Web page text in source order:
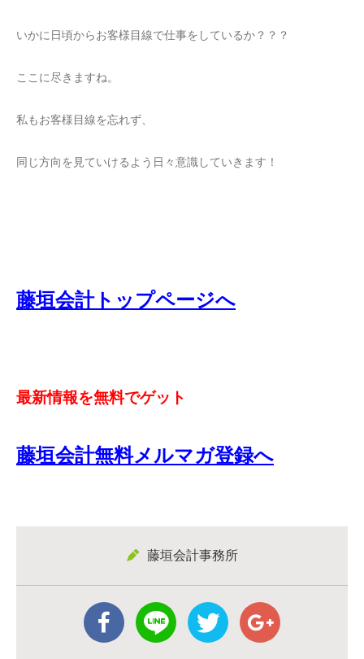
いかに日頃からお客様目線で仕事をしているか？？？
ここに尽きますね。
私もお客様目線を忘れず、
同じ方向を見ていけるよう日々意識していきます！
藤垣会計トップページへ
最新情報を無料でゲット
藤垣会計無料メルマガ登録へ
藤垣会計事務所